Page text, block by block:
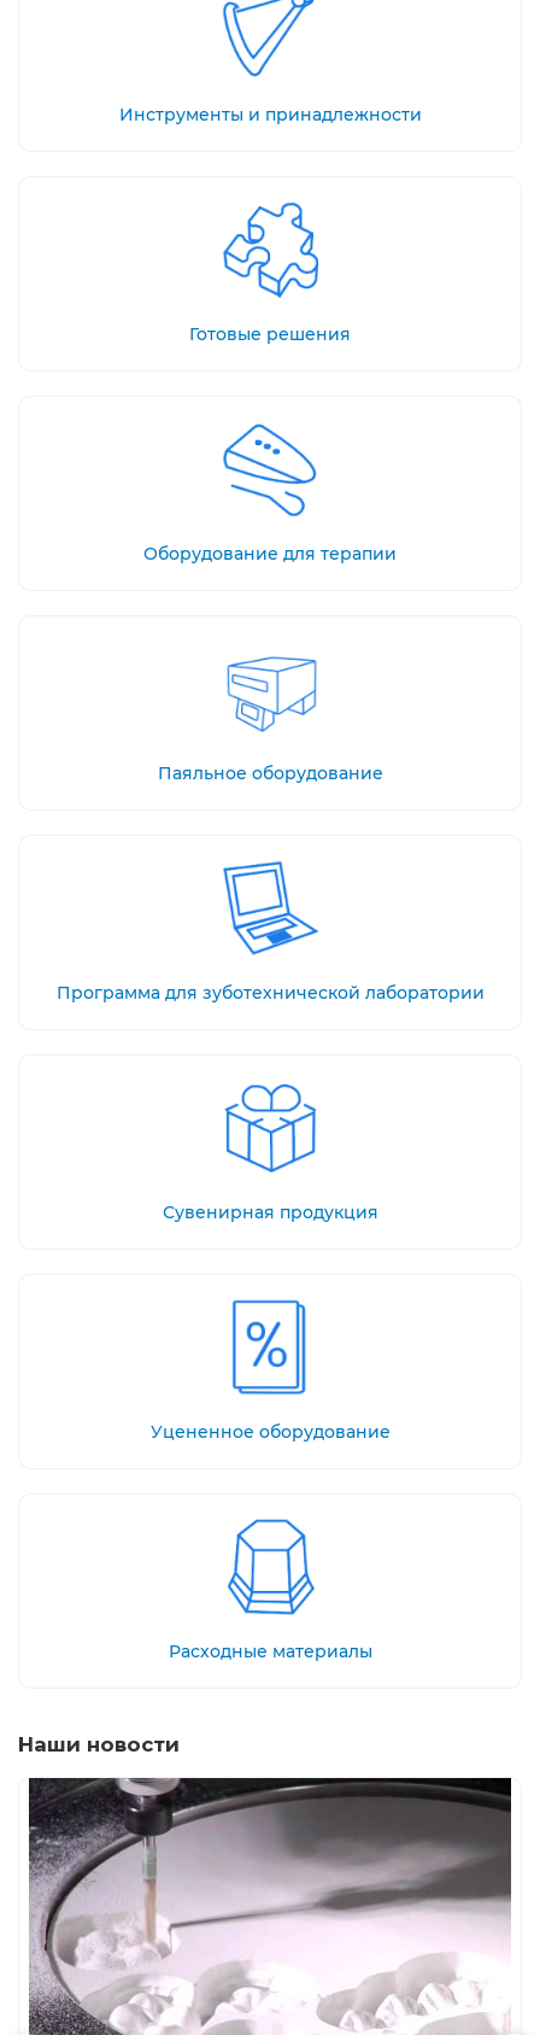
Инструменты и принадлежности
Готовые решения
Оборудование для терапии
Паяльное оборудование
Программа для зуботехнической лаборатории
Сувенирная продукция
Уцененное оборудование
Расходные материалы
Наши новости